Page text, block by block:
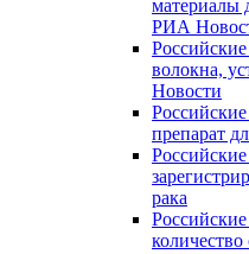
материалы
РИА
волокна,
Новости
препарат
рака